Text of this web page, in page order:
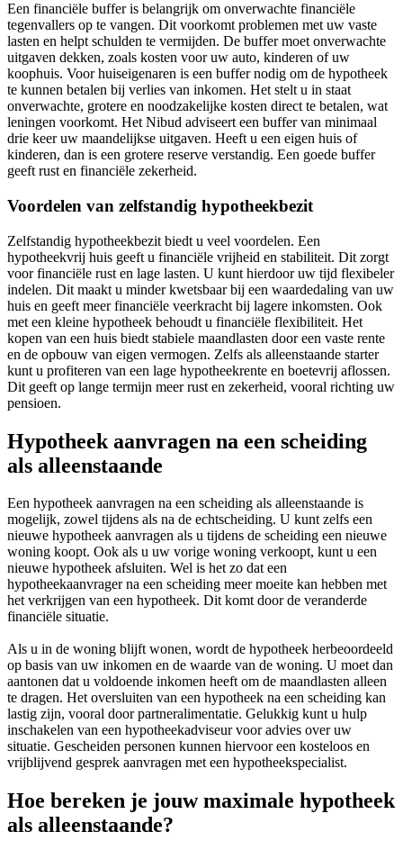
Een financiële buffer is belangrijk om onverwachte financiële
tegenvallers op te vangen. Dit voorkomt problemen met uw vaste
lasten en helpt schulden te vermijden. De buffer moet onverwachte
uitgaven dekken, zoals kosten voor uw auto, kinderen of uw
koophuis. Voor huiseigenaren is een buffer nodig om de hypotheek
te kunnen betalen bij verlies van inkomen. Het stelt u in staat
onverwachte, grotere en noodzakelijke kosten direct te betalen, wat
leningen voorkomt. Het Nibud adviseert een buffer van minimaal
drie keer uw maandelijkse uitgaven. Heeft u een eigen huis of
kinderen, dan is een grotere reserve verstandig. Een goede buffer
geeft rust en financiële zekerheid.
Voordelen van zelfstandig hypotheekbezit
Zelfstandig hypotheekbezit biedt u veel voordelen. Een
hypotheekvrij huis geeft u financiële vrijheid en stabiliteit. Dit zorgt
voor financiële rust en lage lasten. U kunt hierdoor uw tijd flexibeler
indelen. Dit maakt u minder kwetsbaar bij een waardedaling van uw
huis en geeft meer financiële veerkracht bij lagere inkomsten. Ook
met een kleine hypotheek behoudt u financiële flexibiliteit. Het
kopen van een huis biedt stabiele maandlasten door een vaste rente
en de opbouw van eigen vermogen. Zelfs als alleenstaande starter
kunt u profiteren van een lage hypotheekrente en boetevrij aflossen.
Dit geeft op lange termijn meer rust en zekerheid, vooral richting uw
pensioen.
Hypotheek aanvragen na een scheiding
als alleenstaande
Een hypotheek aanvragen na een scheiding als alleenstaande is
mogelijk, zowel tijdens als na de echtscheiding. U kunt zelfs een
nieuwe hypotheek aanvragen als u tijdens de scheiding een nieuwe
woning koopt. Ook als u uw vorige woning verkoopt, kunt u een
nieuwe hypotheek afsluiten. Wel is het zo dat een
hypotheekaanvrager na een scheiding meer moeite kan hebben met
het verkrijgen van een hypotheek. Dit komt door de veranderde
financiële situatie.
Als u in de woning blijft wonen, wordt de hypotheek herbeoordeeld
op basis van uw inkomen en de waarde van de woning. U moet dan
aantonen dat u voldoende inkomen heeft om de maandlasten alleen
te dragen. Het oversluiten van een hypotheek na een scheiding kan
lastig zijn, vooral door partneralimentatie. Gelukkig kunt u hulp
inschakelen van een hypotheekadviseur voor advies over uw
situatie. Gescheiden personen kunnen hiervoor een kosteloos en
vrijblijvend gesprek aanvragen met een hypotheekspecialist.
Hoe bereken je jouw maximale hypotheek
als alleenstaande?